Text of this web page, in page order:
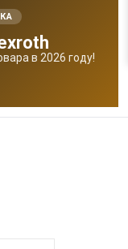
в 2026 году!